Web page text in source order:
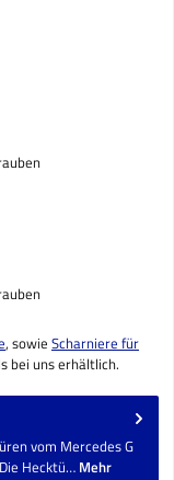
, sowie Scharniere für
bei uns erhältlich.
vom Mercedes G
Hecktü… Mehr